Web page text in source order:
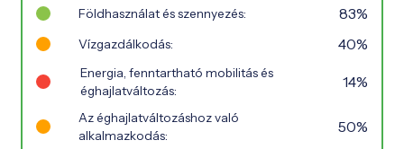
Földhasználat és szennyezés: 83%
Vízgazdálkodás: 40%
Energia, fenntartható mobilitás és
éghajlatváltozás:
14%
Az éghajlatváltozáshoz való
alkalmazkodás:
50%